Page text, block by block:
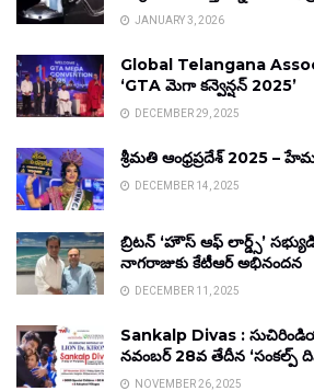
JANUARY 3, 2026
Global Telangana
‘GTA మెగా కన్వెన్షన్ 2025’
DECEMBER 29, 2025
శ్రీమతి ఆంధ్రప్రదేశ్ 2025 –
DECEMBER 14, 2025
బ్రిటన్ ‘హౌస్ ఆఫ్ లార్డ్స్’
నాగరాజుకు కేటీఆర్ అభినందన
DECEMBER 11, 2025
Sankalp Divas :
నవంబర్ 28వ తేదీన ‘సంకల్ప్
NOVEMBER 26, 2025